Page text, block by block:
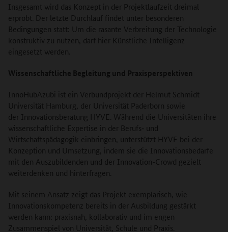
Insgesamt wird das Konzept in der Projektlaufzeit dreimal
erprobt. Der letzte Durchlauf findet unter besonderen
Bedingungen statt: Um die rasante Verbreitung der Technologie
konstruktiv zu nutzen, darf hier Künstliche Intelligenz
eingesetzt werden.
Wissenschaftliche Begleitung und Praxisperspektiven
InnoHubAzubi ist ein Verbundprojekt der Helmut Schmidt
Universität Hamburg, der Universität Paderborn sowie
der Innovationsberatung HYVE. Während die Universitäten ihre
wissenschaftliche Expertise in der Berufs‑ und
Wirtschaftspädagogik einbringen, unterstützt HYVE bei der
Konzeption und Umsetzung, indem sie die Innovationsbedarfe
mit den Auszubildenden und der Innovation-Crowd gezielt
weiterdenken und hinterfragen.
Mit seinem Ansatz zeigt das Projekt exemplarisch, wie
Innovationskompetenz bereits in der Ausbildung gestärkt
werden kann: praxisnah, kollaborativ und im engen
Zusammenspiel von Universität, Schule und Praxis.